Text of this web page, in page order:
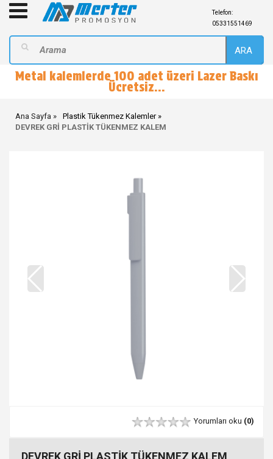
Telefon:
05331551469
ARA
Metal kalemlerde 100 adet üzeri Lazer Baskı
Ücretsiz...
Ana Sayfa
Plastik Tükenmez Kalemler
DEVREK GRİ PLASTİK TÜKENMEZ KALEM
Yorumları oku (0)
DEVREK GRİ PLASTİK TÜKENMEZ KALEM